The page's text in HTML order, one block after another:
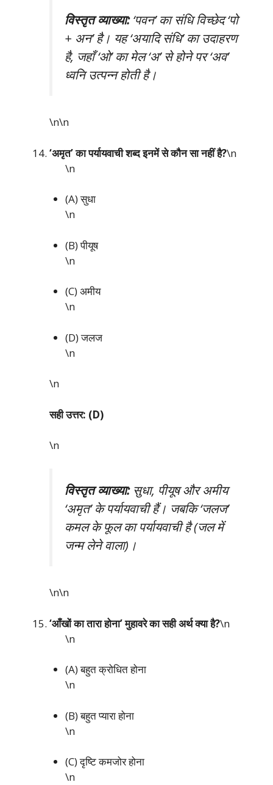
विस्तृत व्याख्या:‘पवन’ का संधि विच्छेद ‘पो
+ अन’ है। यह ‘अयादि संधि’ का उदाहरण
है, जहाँ ‘ओ’ का मेल ‘अ’ से होने पर ‘अव’
ध्वनि उत्पन्न होती है।
\n\n
‘अमृत’ का पर्यायवाची शब्द इनमें से कौन सा नहीं है?\n
\n
(A) सुधा
\n
(B) पीयूष
\n
(C) अमीय
\n
(D) जलज
\n
\n
सही उत्तर: (D)
\n
विस्तृत व्याख्या:सुधा, पीयूष और अमीय
‘अमृत’ के पर्यायवाची हैं। जबकि ‘जलज’
कमल के फूल का पर्यायवाची है (जल में
जन्म लेने वाला)।
\n\n
‘आँखों का तारा होना’ मुहावरे का सही अर्थ क्या है?\n
\n
(A) बहुत क्रोधित होना
\n
(B) बहुत प्यारा होना
\n
(C) दृष्टि कमजोर होना
\n